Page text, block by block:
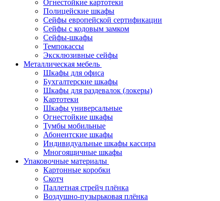
Огнестойкие картотеки
Полицейские шкафы
Сейфы европейской сертификации
Сейфы с кодовым замком
Сейфы-шкафы
Темпокассы
Эксклюзивные сейфы
Металлическая мебель
Шкафы для офиса
Бухгалтерские шкафы
Шкафы для раздевалок (локеры)
Картотеки
Шкафы универсальные
Огнестойкие шкафы
Тумбы мобильные
Абонентские шкафы
Индивидуальные шкафы кассира
Многоящичные шкафы
Упаковочные материалы
Картонные коробки
Скотч
Паллетная стрейч плёнка
Воздушно-пузырьковая плёнка